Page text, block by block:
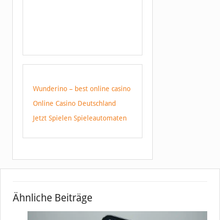
Wunderino – best online casino
Online Casino Deutschland
Jetzt Spielen Spieleautomaten
Ähnliche Beiträge